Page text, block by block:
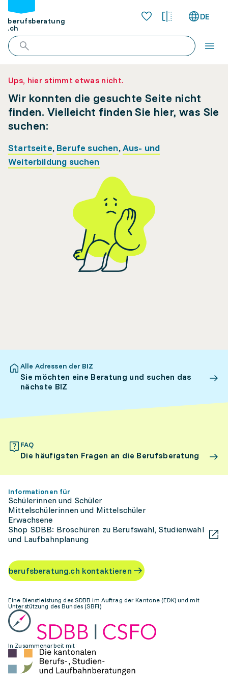
berufsberatung
.ch
DE
Ups, hier stimmt etwas nicht.
Wir konnten die gesuchte Seite nicht
finden. Vielleicht finden Sie hier, was Sie
suchen:
Startseite, Berufe suchen,Aus- und
Weiterbildung suchen
Alle Adressen der BIZ
Sie möchten eine Beratung und suchen das
nächste BIZ
FAQ
Die häufigsten Fragen an die Berufsberatung
Informationen für
Schülerinnen und Schüler
Mittelschülerinnen und Mittelschüler
Erwachsene
Shop SDBB: Broschüren zu Berufswahl, Studienwahl
und Laufbahnplanung
berufsberatung.ch kontaktieren
Eine Dienstleistung des SDBB im Auftrag der Kantone (EDK) und mit
Unterstützung des Bundes (SBFI)
In Zusammenarbeit mit: